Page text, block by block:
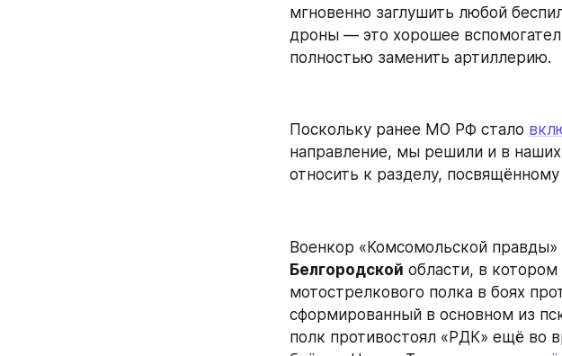
мгновенно заглушить любой
дроны — это хорошее
полностью заменить артиллерию.
Поскольку ранее МО РФ стало
направление, мы решили и в
относить к разделу,
Военкор «Комсомольской
Белгородской области, в
мотострелкового полка в боях
сформированный в основном из
полк противостоял «РДК» ещё во